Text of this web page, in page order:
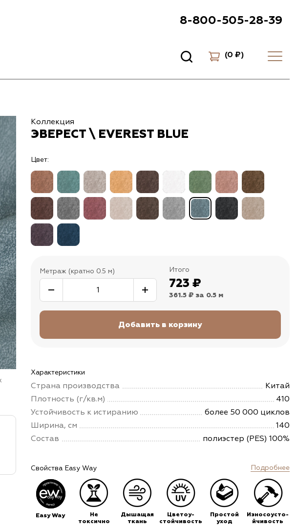
8-800-505-28-39
(0 ₽)
Коллекция
ЭВЕРЕСТ \ EVEREST BLUE
Цвет:
Метраж (кратно 0.5 м) Итого
723 ₽
361.5 ₽ за 0.5 м
Характеристики
Страна производства
Китай
Плотность (г/кв.м)
410
Устойчивость к истиранию
более 50 000 циклов
Ширина, см
140
Состав
полиэстер (PES) 100%
Свойства Easy Way Подробнее
Easy Way
Не
токсично
Дышащая
ткань
Цветоу-
стойчивость
Простой
уход
Износоусто-
йчивость